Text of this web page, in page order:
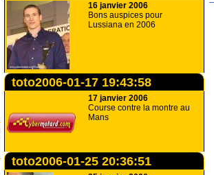
16 janvier 2006
Bons auspices pour
Lussiana en 2006
toto2006-01-17 19:43:58
17 janvier 2006
Course contre la montre au
Mans
toto2006-01-25 20:36:51